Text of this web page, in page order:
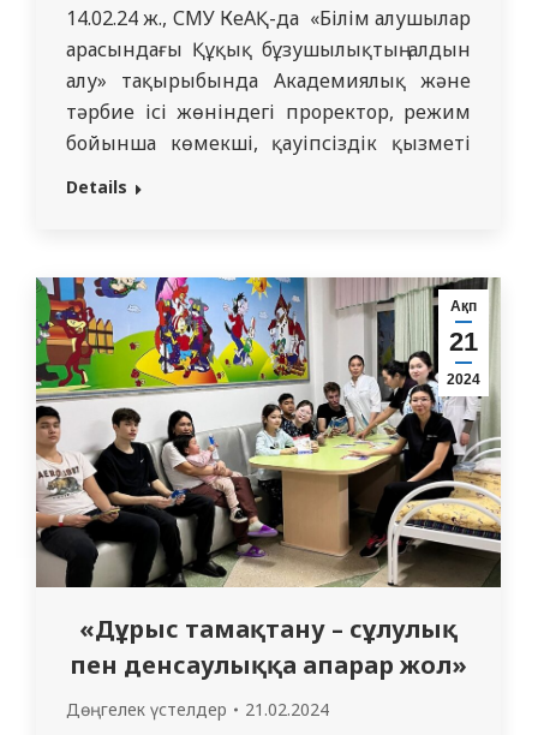
14.02.24 ж., СМУ КеАҚ-да «Білім алушылар
арасындағы Құқық бұзушылықтың алдын
алу» тақырыбында Академиялық және
тәрбие ісі жөніндегі проректор, режим
бойынша көмекші, қауіпсіздік қызметі
бастығының қатысуымен топ
арасында құқық бұзушылықтың алдын алу
және салауатты білім беру ортасын
қамтамасыз етудің негізгі аспектісі болып
табылатындығын айтты.…
Details
Ақп
21
2024
«Дұрыс тамақтану – сұлулық
пен денсаулыққа апарар жол»
Дөңгелек үстелдер 21.02.2024